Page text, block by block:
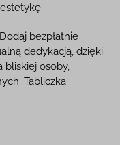
bezpłatnie
dedykacją, dzięki
bliskiej osoby,
Tabliczka